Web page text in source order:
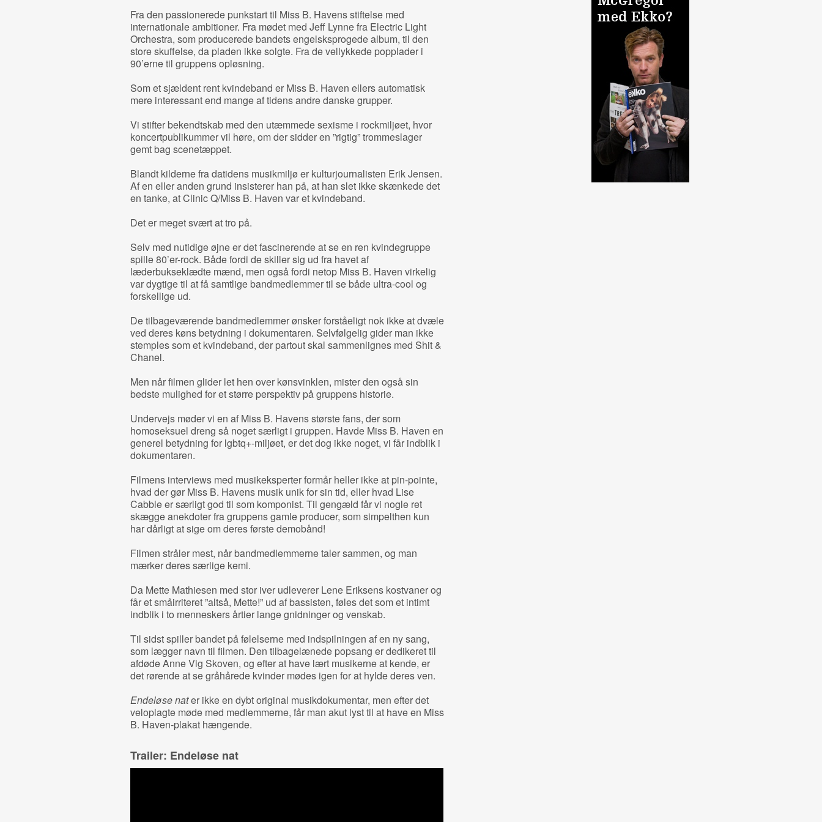
Fra den passionerede punkstart til Miss B. Havens stiftelse med
internationale ambitioner. Fra mødet med Jeff Lynne fra Electric Light
Orchestra, som producerede bandets engelsksprogede album, til den
store skuffelse, da pladen ikke solgte. Fra de vellykkede popplader i
90’erne til gruppens opløsning.
Som et sjældent rent kvindeband er Miss B. Haven ellers automatisk
mere interessant end mange af tidens andre danske grupper.
Vi stifter bekendtskab med den utæmmede sexisme i rockmiljøet, hvor
koncertpublikummer vil høre, om der sidder en ”rigtig” trommeslager
gemt bag scenetæppet.
Blandt kilderne fra datidens musikmiljø er kulturjournalisten Erik Jensen.
Af en eller anden grund insisterer han på, at han slet ikke skænkede det
en tanke, at Clinic Q/Miss B. Haven var et kvindeband.
Det er meget svært at tro på.
Selv med nutidige øjne er det fascinerende at se en ren kvindegruppe
spille 80’er-rock. Både fordi de skiller sig ud fra havet af
læderbukseklædte mænd, men også fordi netop Miss B. Haven virkelig
var dygtige til at få samtlige bandmedlemmer til se både ultra-cool og
forskellige ud.
De tilbageværende bandmedlemmer ønsker forståeligt nok ikke at dvæle
ved deres køns betydning i dokumentaren. Selvfølgelig gider man ikke
stemples som et kvindeband, der partout skal sammenlignes med Shit &
Chanel.
Men når filmen glider let hen over kønsvinklen, mister den også sin
bedste mulighed for et større perspektiv på gruppens historie.
Undervejs møder vi en af Miss B. Havens største fans, der som
homoseksuel dreng så noget særligt i gruppen. Havde Miss B. Haven en
generel betydning for lgbtq+-miljøet, er det dog ikke noget, vi får indblik i
dokumentaren.
Filmens interviews med musikeksperter formår heller ikke at pin-pointe,
hvad der gør Miss B. Havens musik unik for sin tid, eller hvad Lise
Cabble er særligt god til som komponist. Til gengæld får vi nogle ret
skægge anekdoter fra gruppens gamle producer, som simpelthen kun
har dårligt at sige om deres første demobånd!
Filmen stråler mest, når bandmedlemmerne taler sammen, og man
mærker deres særlige kemi.
Da Mette Mathiesen med stor iver udleverer Lene Eriksens kostvaner og
får et småirriteret ”altså, Mette!” ud af bassisten, føles det som et intimt
indblik i to menneskers årtier lange gnidninger og venskab.
Til sidst spiller bandet på følelserne med indspilningen af en ny sang,
som lægger navn til filmen. Den tilbagelænede popsang er dedikeret til
afdøde Anne Vig Skoven, og efter at have lært musikerne at kende, er
det rørende at se gråhårede kvinder mødes igen for at hylde deres ven.
Endeløse nater ikke en dybt original musikdokumentar, men efter det
veloplagte møde med medlemmerne, får man akut lyst til at have en Miss
B. Haven-plakat hængende.
Trailer: Endeløse nat